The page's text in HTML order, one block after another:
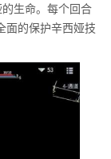
生命。每个回合
面的保护辛西娅技